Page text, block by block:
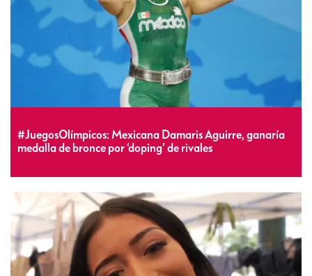
#JuegosOlímpicos: Mexicana Damaris Aguirre, ganaría
medalla de bronce por ‘doping’ de rivales